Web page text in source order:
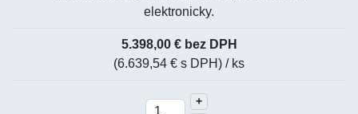
elektronicky.
5.398,00 € bez DPH
(6.639,54 € s DPH) / ks
+